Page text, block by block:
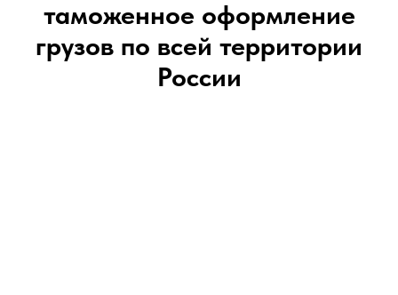
таможенное оформление
грузов по всей территории
России